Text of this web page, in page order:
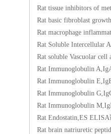
Rat tissue inhibitors of
Rat basic fibroblast
Rat macrophage
Rat Soluble Intercellular
Rat soluble Vascuolar
Rat Immunoglobulin
Rat Immunoglobulin
Rat Immunoglobulin
Rat Immunoglobulin
Rat Endostatin,ES
Rat brain natriuretic